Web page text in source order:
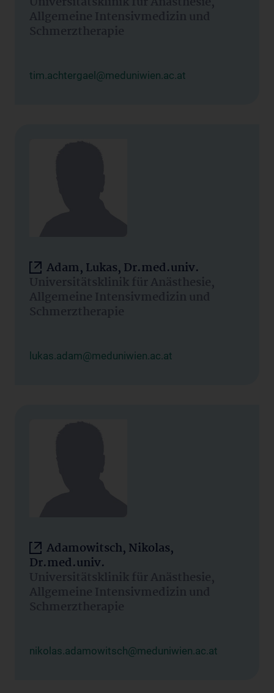
Allgemeine Intensivmedizin und
Schmerztherapie
tim.achtergael@meduniwien.ac.at
Adam, Lukas, Dr.med.univ.
Universitätsklinik für Anästhesie,
Allgemeine Intensivmedizin und
Schmerztherapie
lukas.adam@meduniwien.ac.at
Adamowitsch, Nikolas,
Dr.med.univ.
Universitätsklinik für Anästhesie,
Allgemeine Intensivmedizin und
Schmerztherapie
nikolas.adamowitsch@meduniwien.ac.at